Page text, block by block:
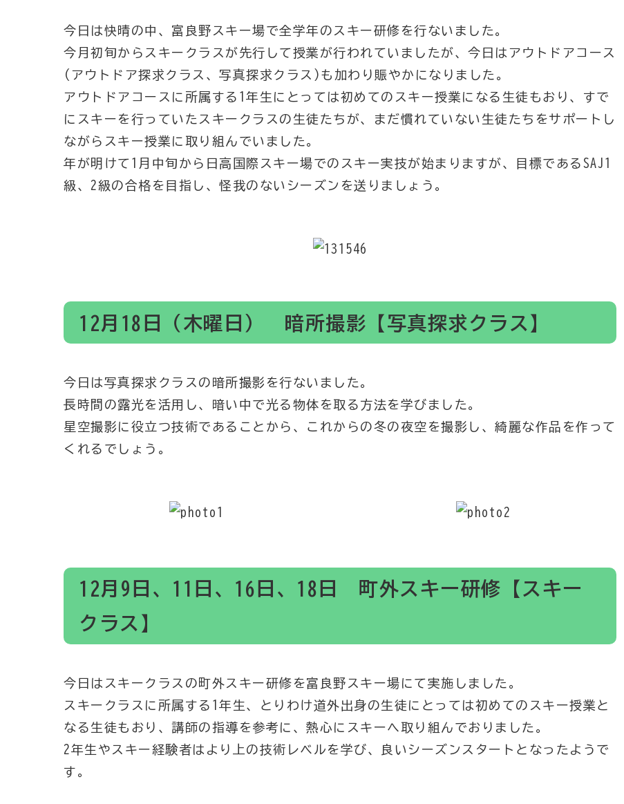
今日は快晴の中、富良野スキー場で全学年のスキー研修を行ないました。
今月初旬からスキークラスが先行して授業が行われていましたが、今日はアウトドアコース
(アウトドア探求クラス、写真探求クラス)も加わり賑やかになりました。
アウトドアコースに所属する1年生にとっては初めてのスキー授業になる生徒もおり、すで
にスキーを行っていたスキークラスの生徒たちが、まだ慣れていない生徒たちをサポートし
ながらスキー授業に取り組んでいました。
年が明けて1月中旬から日高国際スキー場でのスキー実技が始まりますが、目標であるSAJ1
級、2級の合格を目指し、怪我のないシーズンを送りましょう。
12月18日（木曜日） 暗所撮影【写真探求クラス】
今日は写真探求クラスの暗所撮影を行ないました。
長時間の露光を活用し、暗い中で光る物体を取る方法を学びました。
星空撮影に役立つ技術であることから、これからの冬の夜空を撮影し、綺麗な作品を作って
くれるでしょう。
12月9日、11日、16日、18日 町外スキー研修【スキー
クラス】
今日はスキークラスの町外スキー研修を富良野スキー場にて実施しました。
スキークラスに所属する1年生、とりわけ道外出身の生徒にとっては初めてのスキー授業と
なる生徒もおり、講師の指導を参考に、熱心にスキーへ取り組んでおりました。
2年生やスキー経験者はより上の技術レベルを学び、良いシーズンスタートとなったようで
す。